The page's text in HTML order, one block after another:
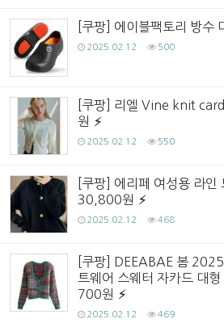
[쿠팡] 에이블팩토리 방수
2025.02.12 500
[쿠팡] 리엘 Vine knit
원
2025.02.12 550
[쿠팡] 에리페 여성용 라인
30,800원
2025.02.12 468
[쿠팡] DEEABAE 봄
트웨어 스웨터 자카드 대
700원
2025.02.12 469